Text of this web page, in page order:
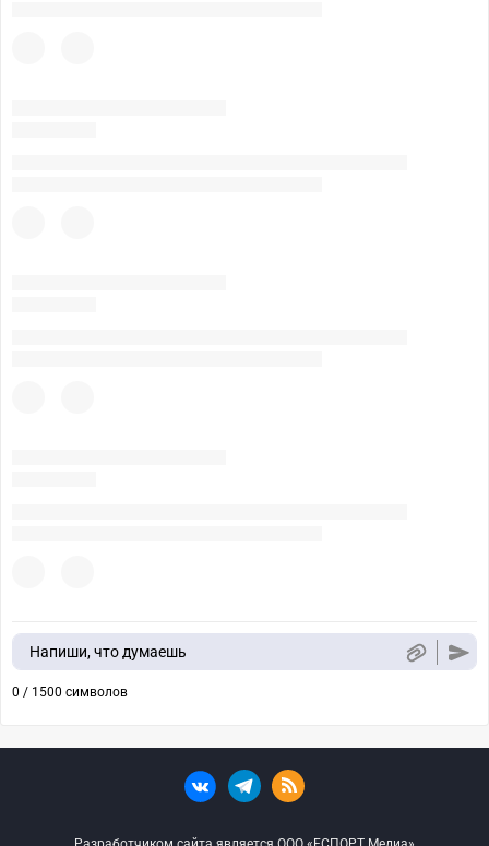
Напиши, что думаешь
0 / 1500 символов